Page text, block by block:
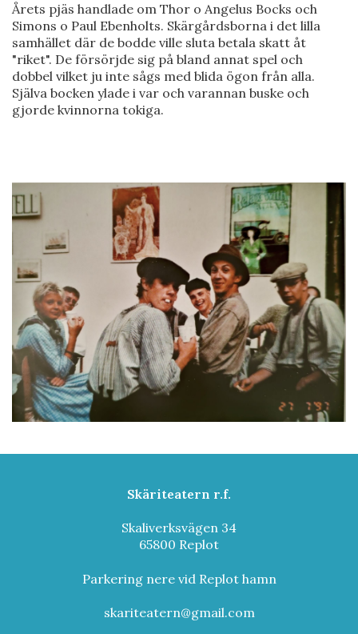
Årets pjäs handlade om Thor o Angelus Bocks och
Simons o Paul Ebenholts. Skärgårdsborna i det lilla
samhället där de bodde ville sluta betala skatt åt
"riket". De försörjde sig på bland annat spel och
dobbel vilket ju inte sågs med blida ögon från alla.
Själva bocken ylade i var och varannan buske och
gjorde kvinnorna tokiga.
Skäriteatern r.f.
Skaliverksvägen 34
65800 Replot
Parkering nere vid Replot hamn
skariteatern@gmail.com